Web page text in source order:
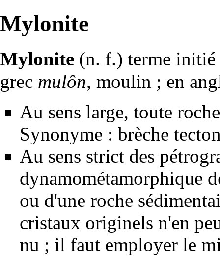
Mylonite
Mylonite (n. f.) terme
grec mulôn, moulin ; en
Au sens large, toute roche
Synonyme : brèche
Au sens strict des
dynamométamorphique
ou d'une roche
cristaux originels n'en
nu ; il faut employer le